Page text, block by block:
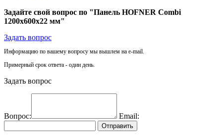
Задайте свой вопрос по "Панель HOFNER Combi
1200х600х22 мм"
Задать вопрос
Информацию по вашему вопросу мы вышлем на e-mail.
Примерный срок ответа - один день.
Задать вопрос
Вопрос: Email:
Отправить